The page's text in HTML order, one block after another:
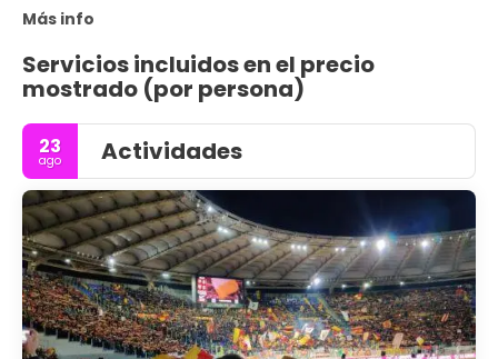
Más info
Servicios incluidos en el precio
mostrado (por persona)
23
ago Actividades